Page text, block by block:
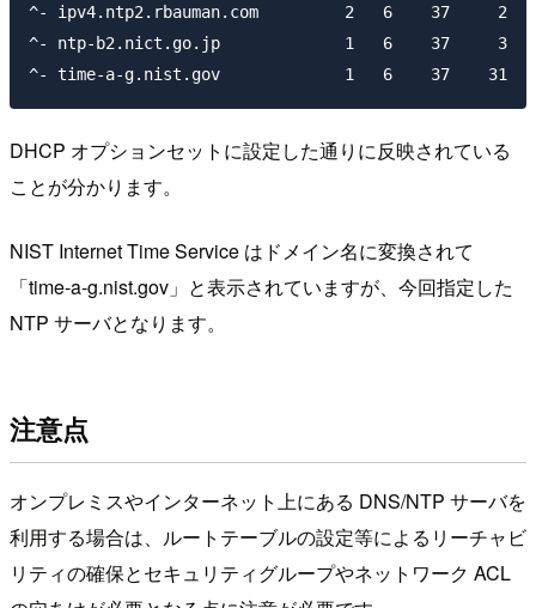
^- ipv4.ntp2.rbauman.com         2   6    37     2
^- ntp-b2.nict.go.jp             1   6    37     3
DHCP オプションセットに設定した通りに反映されている
ことが分かります。
NIST Internet Time Service はドメイン名に変換されて
「time-a-g.nist.gov」と表示されていますが、今回指定した
NTP サーバとなります。
注意点
オンプレミスやインターネット上にある DNS/NTP サーバを
利用する場合は、ルートテーブルの設定等によるリーチャビ
リティの確保とセキュリティグループやネットワーク ACL